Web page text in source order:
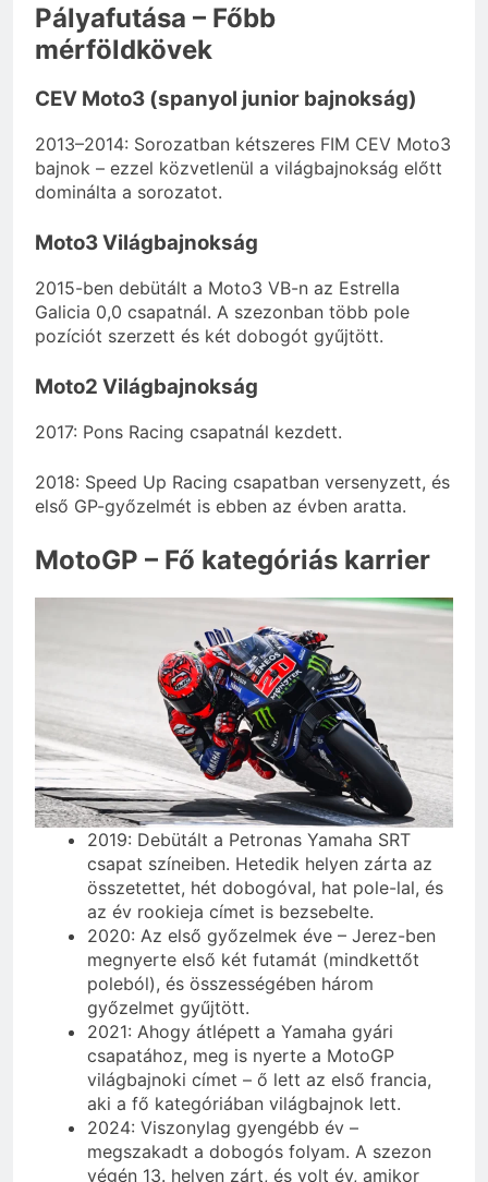
Pályafutása – Főbb
mérföldkövek
CEV Moto3 (spanyol junior bajnokság)
2013–2014: Sorozatban kétszeres FIM CEV Moto3
bajnok – ezzel közvetlenül a világbajnokság előtt
dominálta a sorozatot.
Moto3 Világbajnokság
2015-ben debütált a Moto3 VB-n az Estrella
Galicia 0,0 csapatnál. A szezonban több pole
pozíciót szerzett és két dobogót gyűjtött.
Moto2 Világbajnokság
2017: Pons Racing csapatnál kezdett.
2018: Speed Up Racing csapatban versenyzett, és
első GP-győzelmét is ebben az évben aratta.
MotoGP – Fő kategóriás karrier
2019: Debütált a Petronas Yamaha SRT
csapat színeiben. Hetedik helyen zárta az
összetettet, hét dobogóval, hat pole-lal, és
az év rookieja címet is bezsebelte.
2020: Az első győzelmek éve – Jerez-ben
megnyerte első két futamát (mindkettőt
poleból), és összességében három
győzelmet gyűjtött.
2021: Ahogy átlépett a Yamaha gyári
csapatához, meg is nyerte a MotoGP
világbajnoki címet – ő lett az első francia,
aki a fő kategóriában világbajnok lett.
2024: Viszonylag gyengébb év –
megszakadt a dobogós folyam. A szezon
végén 13. helyen zárt, és volt év, amikor